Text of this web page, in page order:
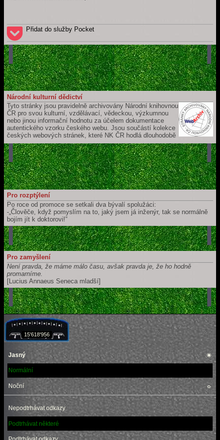
Přidat do služby Pocket
Národní kulturní dědictví
Tyto stránky jsou pravidelně archivovány Národní knihovnou
ČR pro svou kulturní, vzdělávací, vědeckou, výzkumnou
nebo jinou informační hodnotu za účelem dokumentace
autentického vzorku českého webu. Jsou součástí kolekce
českých webových stránek, které NK ČR hodlá dlouhodobě
uchovávat a zpřístupňovat pro budoucí generace. Jejich záznam je
součástí České národní bibliografie a katalogu NK ČR.
Pro rozptýlení
Po roce od promoce se setkali dva bývalí spolužáci:
-„Člověče, když pomyslím na to, jaký jsem já inženýr, tak se normálně
bojím jít k doktorovi!”
Pro zamyšlení
Není pravda, že máme málo času, avšak pravda je, že ho hodně
promarníme.
[Lucius Annaeus Seneca mladší]
15'618'956
Jasný ☀
Normální
Noční ☼
Nepodtrhávat odkazy
Podtrhávat některé